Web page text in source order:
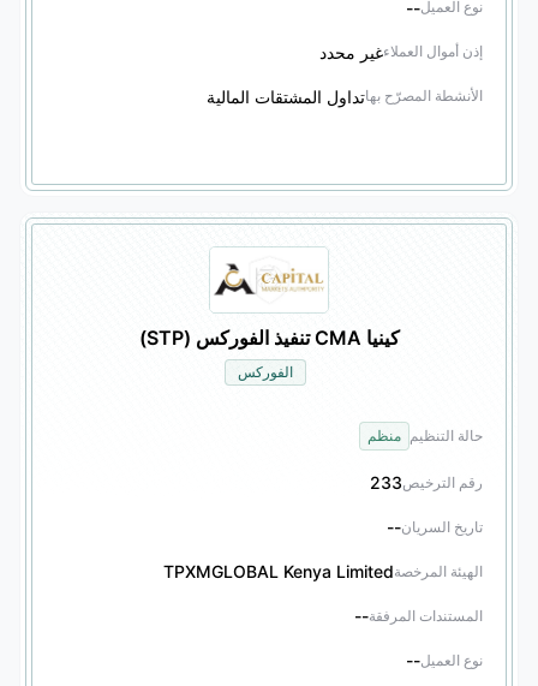
نوع العميل--
إذن أموال العملاءغير محدد
الأنشطة المصرّح بهاتداول المشتقات المالية
كينيا CMA تنفيذ الفوركس (STP)
الفوركس
حالة التنظيم منظم
رقم الترخيص233
تاريخ السريان--
الهيئة المرخصةTPXMGLOBAL Kenya Limited
المستندات المرفقة--
نوع العميل--